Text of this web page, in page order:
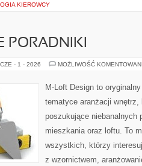
KIEROWCY
PORADNIKI
CZE - 1 - 2026 MOŻLIWOŚĆ
M-Loft Design to
tematyce aranżacji
poszukujące niebanalnych
mieszkania oraz loftu. To
wszystkich, którzy
z wzornictwem,